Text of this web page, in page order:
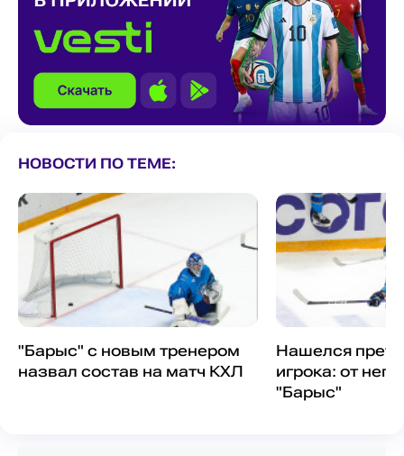
НОВОСТИ ПО ТЕМЕ:
"Барыс" с новым тренером
назвал состав на матч КХЛ
Нашелся
игрока: от
"Барыс"